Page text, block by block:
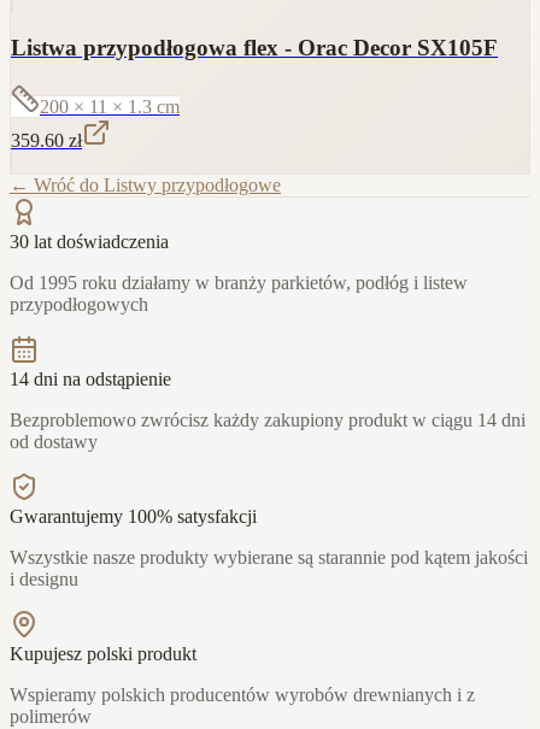
Listwa przypodłogowa flex - Orac Decor SX105F
200 × 11 × 1.3 cm
359.60 zł
← Wróć do Listwy przypodłogowe
30 lat doświadczenia
Od 1995 roku działamy w branży parkietów, podłóg i listew
przypodłogowych
14 dni na odstąpienie
Bezproblemowo zwrócisz każdy zakupiony produkt w ciągu 14 dni
od dostawy
Gwarantujemy 100% satysfakcji
Wszystkie nasze produkty wybierane są starannie pod kątem jakości
i designu
Kupujesz polski produkt
Wspieramy polskich producentów wyrobów drewnianych i z
polimerów